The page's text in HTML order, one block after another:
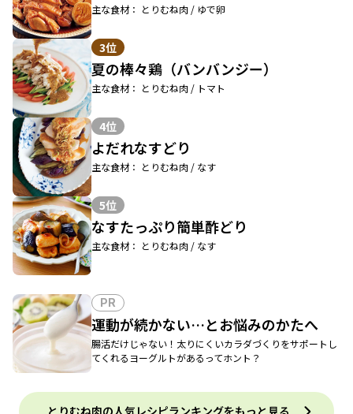
主な食材： とりむね肉 / ゆで卵
3位
夏の棒々鶏（バンバンジー）
主な食材： とりむね肉 / トマト
4位
よだれなすどり
主な食材： とりむね肉 / なす
5位
なすたっぷり簡単酢どり
主な食材： とりむね肉 / なす
PR
運動が続かない…とお悩みのかたへ
腸活だけじゃない！太りにくいカラダづくりをサポートし
てくれるヨーグルトがあるってホント？